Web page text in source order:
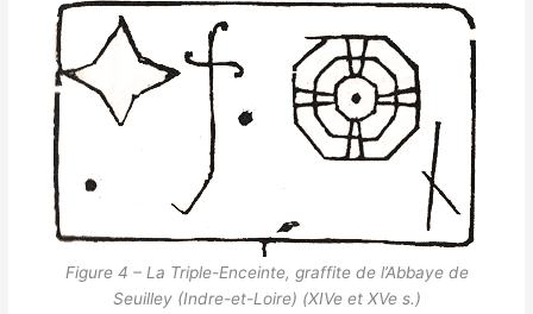
Figure 4 – La Triple-Enceinte, graffite de l’Abbaye de
Seuilley (Indre-et-Loire) (XIVe et XVe s.)